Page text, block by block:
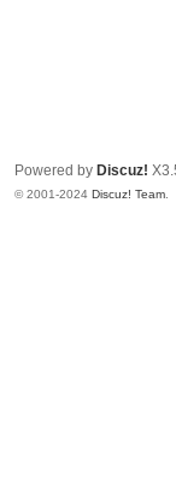
Powered by Discuz!
© 2001-2024 Discuz! Team